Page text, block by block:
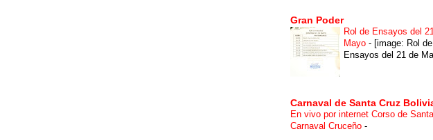
Gran Poder
Rol de Ensayos del
Mayo - [image: Rol de
Ensayos del 21 de
Carnaval de Santa Cruz
En vivo por internet Corso de
Carnaval Cruceño -